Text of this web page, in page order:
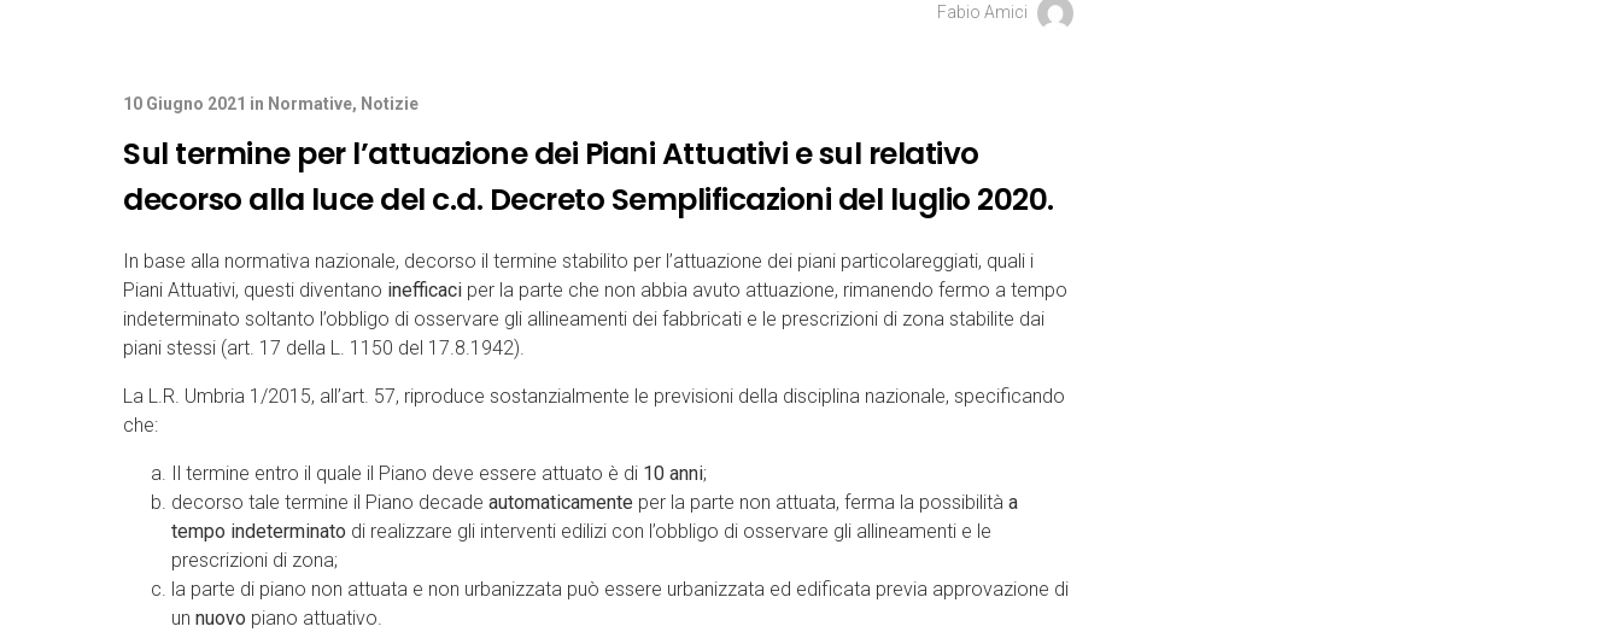
Fabio Amici
10 Giugno 2021 in Normative, Notizie
Sul termine per l’attuazione dei Piani Attuativi e sul relativo
decorso alla luce del c.d. Decreto Semplificazioni del luglio 2020.
In base alla normativa nazionale, decorso il termine stabilito per l’attuazione dei piani particolareggiati, quali i
Piani Attuativi, questi diventano inefficaci per la parte che non abbia avuto attuazione, rimanendo fermo a tempo
indeterminato soltanto l’obbligo di osservare gli allineamenti dei fabbricati e le prescrizioni di zona stabilite dai
piani stessi (art. 17 della L. 1150 del 17.8.1942).
La L.R. Umbria 1/2015, all’art. 57, riproduce sostanzialmente le previsioni della disciplina nazionale, specificando
che:
Il termine entro il quale il Piano deve essere attuato è di 10 anni;
decorso tale termine il Piano decade automaticamente per la parte non attuata, ferma la possibilità a
tempo indeterminato di realizzare gli interventi edilizi con l’obbligo di osservare gli allineamenti e le
prescrizioni di zona;
la parte di piano non attuata e non urbanizzata può essere urbanizzata ed edificata previa approvazione di
un nuovo piano attuativo.